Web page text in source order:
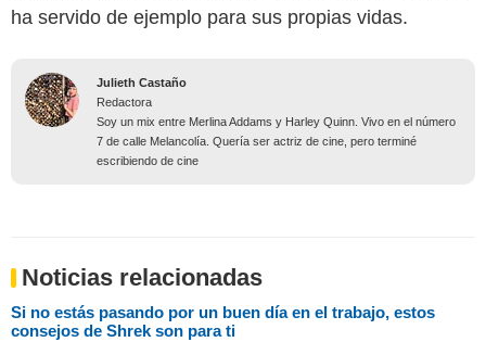
ha servido de ejemplo para sus propias vidas.
Julieth Castaño
Redactora
Soy un mix entre Merlina Addams y Harley Quinn. Vivo en el número
7 de calle Melancolía. Quería ser actriz de cine, pero terminé
escribiendo de cine
Noticias relacionadas
Si no estás pasando por un buen día en el trabajo, estos
consejos de Shrek son para ti